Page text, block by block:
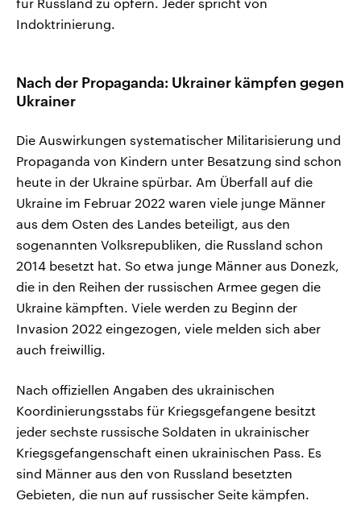
für Russland zu opfern. Jeder spricht von
Indoktrinierung.
Nach der Propaganda: Ukrainer kämpfen gegen
Ukrainer
Die Auswirkungen systematischer Militarisierung und
Propaganda von Kindern unter Besatzung sind schon
heute in der Ukraine spürbar. Am Überfall auf die
Ukraine im Februar 2022 waren viele junge Männer
aus dem Osten des Landes beteiligt, aus den
sogenannten Volksrepubliken, die Russland schon
2014 besetzt hat. So etwa junge Männer aus Donezk,
die in den Reihen der russischen Armee gegen die
Ukraine kämpften. Viele werden zu Beginn der
Invasion 2022 eingezogen, viele melden sich aber
auch freiwillig.
Nach offiziellen Angaben des ukrainischen
Koordinierungsstabs für Kriegsgefangene besitzt
jeder sechste russische Soldaten in ukrainischer
Kriegsgefangenschaft einen ukrainischen Pass. Es
sind Männer aus den von Russland besetzten
Gebieten, die nun auf russischer Seite kämpfen.